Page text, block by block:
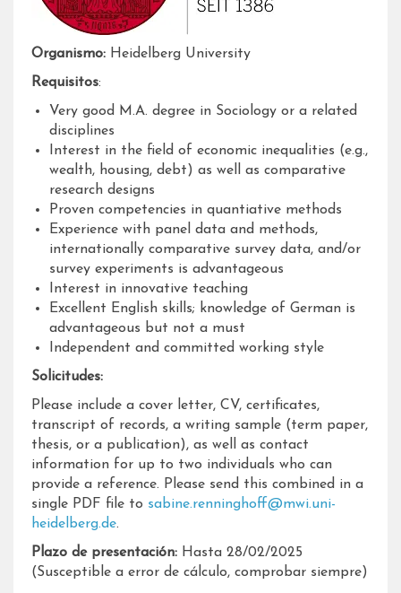
Organismo: Heidelberg University
Requisitos:
Very good M.A. degree in Sociology or a related
disciplines
Interest in the field of economic inequalities (e.g.,
wealth, housing, debt) as well as comparative
research designs
Proven competencies in quantiative methods
Experience with panel data and methods,
internationally comparative survey data, and/or
survey experiments is advantageous
Interest in innovative teaching
Excellent English skills; knowledge of German is
advantageous but not a must
Independent and committed working style
Solicitudes:
Please include a cover letter, CV, certificates,
transcript of records, a writing sample (term paper,
thesis, or a publication), as well as contact
information for up to two individuals who can
provide a reference. Please send this combined in a
single PDF file to sabine.renninghoff@mwi.uni-
heidelberg.de.
Plazo de presentación: Hasta 28/02/2025
(Susceptible a error de cálculo, comprobar siempre)